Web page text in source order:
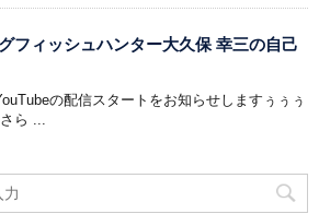
フィッシュハンター大久保 幸三の自己
の配信スタートをお知らせしますぅぅぅ
ら ...